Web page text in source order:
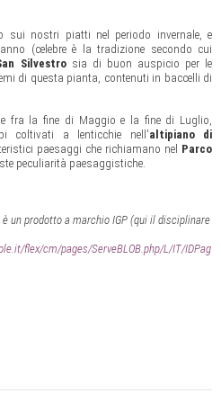
sui nostri piatti nel periodo invernale, e
(celebre è la tradizione secondo cui
Silvestrosia di buon auspicio per le
di questa pianta, contenuti in baccelli di
fra la fine di Maggio e la fine di Luglio,
coltivati a lenticchie nell'altipiano di
paesaggi che richiamano nel Parco
peculiarità paesaggistiche.
un prodotto a marchio IGP (qui il disciplinare
flex/cm/pages/ServeBLOB.php/L/IT/IDPag